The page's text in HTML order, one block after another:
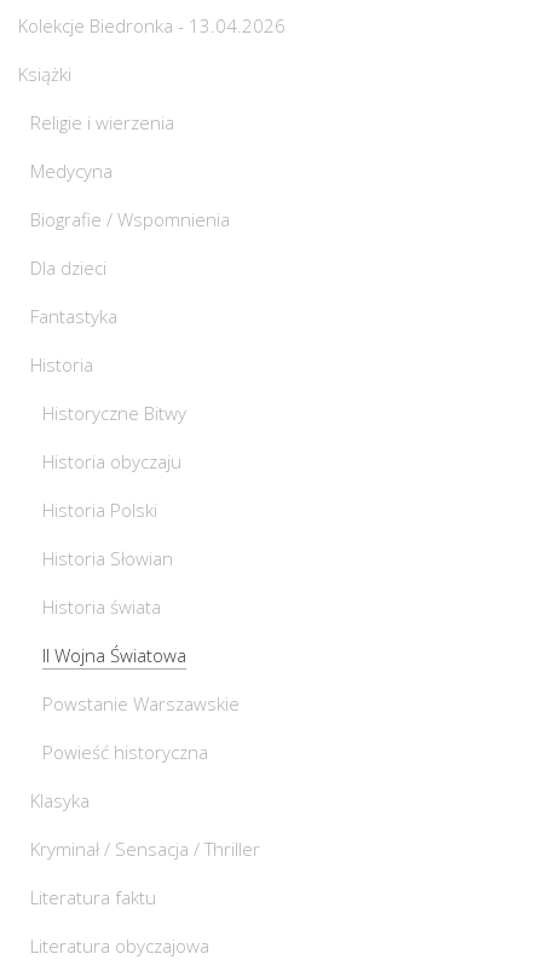
Kolekcje Biedronka - 13.04.2026
Książki
Religie i wierzenia
Medycyna
Biografie / Wspomnienia
Dla dzieci
Fantastyka
Historia
Historyczne Bitwy
Historia obyczaju
Historia Polski
Historia Słowian
Historia świata
II Wojna Światowa
Powstanie Warszawskie
Powieść historyczna
Klasyka
Kryminał / Sensacja / Thriller
Literatura faktu
Literatura obyczajowa